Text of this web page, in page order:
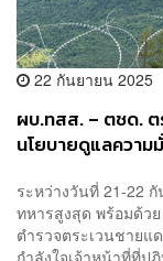
22 กันยายน 2025
ผบ.ทสส. – ตชด.
นโยบายดูแลความ
ระหว่างวันที่ 21-22
ทหารสูงสุด พร้อมด้ว
ตำรวจตระเวนชายแ
กำลังใจเจ้าหน้าที่ที่